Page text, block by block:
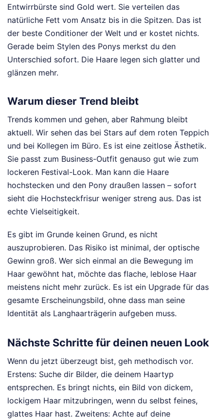
Entwirrbürste sind Gold wert. Sie verteilen das
natürliche Fett vom Ansatz bis in die Spitzen. Das ist
der beste Conditioner der Welt und er kostet nichts.
Gerade beim Stylen des Ponys merkst du den
Unterschied sofort. Die Haare legen sich glatter und
glänzen mehr.
Warum dieser Trend bleibt
Trends kommen und gehen, aber Rahmung bleibt
aktuell. Wir sehen das bei Stars auf dem roten Teppich
und bei Kollegen im Büro. Es ist eine zeitlose Ästhetik.
Sie passt zum Business-Outfit genauso gut wie zum
lockeren Festival-Look. Man kann die Haare
hochstecken und den Pony draußen lassen – sofort
sieht die Hochsteckfrisur weniger streng aus. Das ist
echte Vielseitigkeit.
Es gibt im Grunde keinen Grund, es nicht
auszuprobieren. Das Risiko ist minimal, der optische
Gewinn groß. Wer sich einmal an die Bewegung im
Haar gewöhnt hat, möchte das flache, leblose Haar
meistens nicht mehr zurück. Es ist ein Upgrade für das
gesamte Erscheinungsbild, ohne dass man seine
Identität als Langhaarträgerin aufgeben muss.
Nächste Schritte für deinen neuen Look
Wenn du jetzt überzeugt bist, geh methodisch vor.
Erstens: Suche dir Bilder, die deinem Haartyp
entsprechen. Es bringt nichts, ein Bild von dickem,
lockigem Haar mitzubringen, wenn du selbst feines,
glattes Haar hast. Zweitens: Achte auf deine